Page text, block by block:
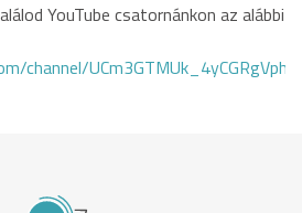
YouTube csatornánkon az alábbi
channel/